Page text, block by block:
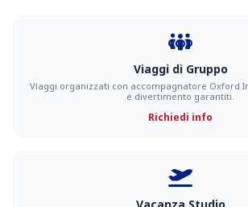
Viaggi di Gruppo
Viaggi organizzati con accompagnatore Oxford
e divertimento garantiti.
Richiedi info